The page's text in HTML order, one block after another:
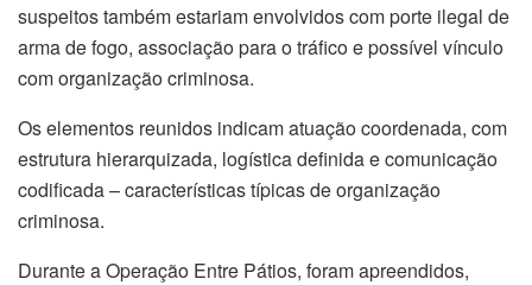
suspeitos também estariam envolvidos com porte ilegal de
arma de fogo, associação para o tráfico e possível vínculo
com organização criminosa.
Os elementos reunidos indicam atuação coordenada, com
estrutura hierarquizada, logística definida e comunicação
codificada – características típicas de organização
criminosa.
Durante a Operação Entre Pátios, foram apreendidos,